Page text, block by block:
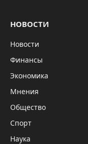
НОВОСТИ
Новости
Финансы
Экономика
Мнения
Общество
Спорт
Наука